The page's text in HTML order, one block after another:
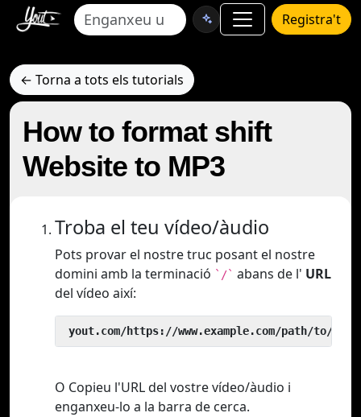
Registra't
← Torna a tots els tutorials
How to format shift
Website to MP3
Troba el teu vídeo/àudio
Pots provar el nostre truc posant el nostre
domini amb la terminació `/` abans de l' URL
del vídeo així:
yout.com/https://www.example.com/path/to/
O Copieu l'URL del vostre vídeo/àudio i
enganxeu-lo a la barra de cerca.